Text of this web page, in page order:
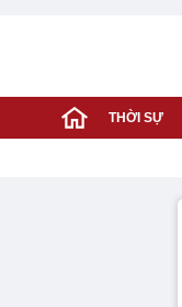
THỜI SỰ